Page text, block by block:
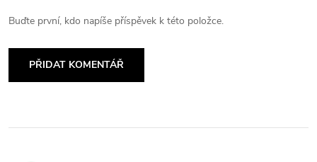
Buďte první, kdo napíše příspěvek k této položce.
PŘIDAT KOMENTÁŘ